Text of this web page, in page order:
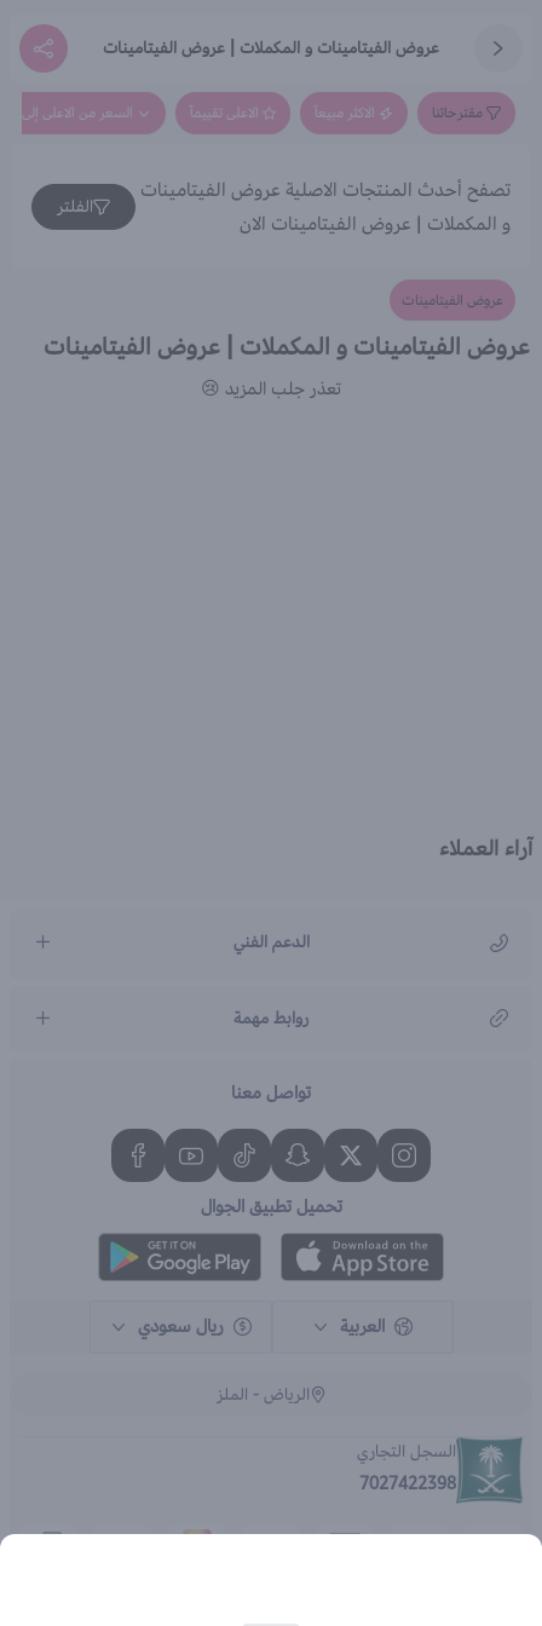
عروض الفيتامينات و المكملات | عروض الفيتامينات
مقترحاتنا الاكثر مبيعاً الاعلى تقييماً السعر من الاعلى إلى
تصفح أحدث المنتجات الاصلية عروض الفيتامينات
و المكملات | عروض الفيتامينات الان
الفلتر
عروض الفيتامينات
عروض الفيتامينات و المكملات | عروض الفيتامينات
تعذر جلب المزيد 😢
آراء العملاء
الدعم الفني
روابط مهمة
تواصل معنا
تحميل تطبيق الجوال
العربية ريال سعودي
الرياض - الملز
السجل التجاري
7027422398